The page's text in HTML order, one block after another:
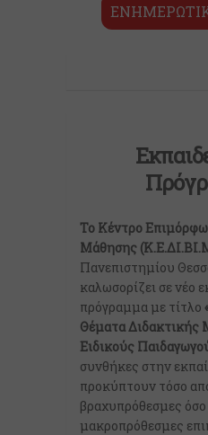
Το Κέντρο
Μάθησης
Πανεπιστημίου
καλωσορίζει σε νέο
πρόγραμμα με τίτλο
Θέματα Διδακτικής
Ειδικούς
συνθήκες στην
προκύπτουν τόσο
βραχυπρόθεσμες όσο
μακροπρόθεσμες